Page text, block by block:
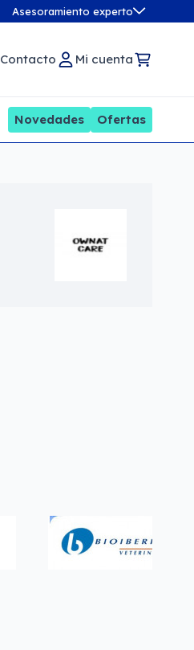
Asesoramiento experto
Contacto Mi cuenta
Novedades Ofertas